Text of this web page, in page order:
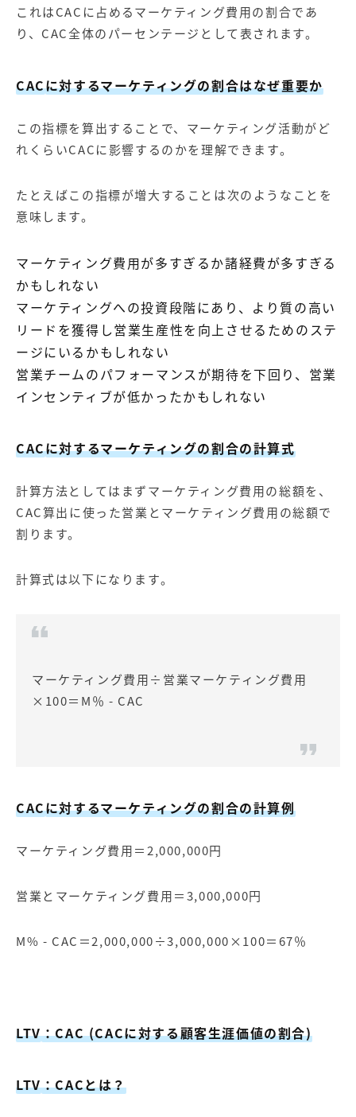
これはCACに占めるマーケティング費用の割合であ
り、CAC全体のパーセンテージとして表されます。
CACに対するマーケティングの割合はなぜ重要か
この指標を算出することで、マーケティング活動がど
れくらいCACに影響するのかを理解できます。
たとえばこの指標が増大することは次のようなことを
意味します。
マーケティング費用が多すぎるか諸経費が多すぎる
かもしれない
マーケティングへの投資段階にあり、より質の高い
リードを獲得し営業生産性を向上させるためのステ
ージにいるかもしれない
営業チームのパフォーマンスが期待を下回り、営業
インセンティブが低かったかもしれない
CACに対するマーケティングの割合の計算式
計算方法としてはまずマーケティング費用の総額を、
CAC算出に使った営業とマーケティング費用の総額で
割ります。
計算式は以下になります。
マーケティング費用÷営業マーケティング費用
×100＝M％ - CAC
CACに対するマーケティングの割合の計算例
マーケティング費用＝2,000,000円
営業とマーケティング費用＝3,000,000円
M% - CAC＝2,000,000÷3,000,000×100＝67％
LTV：CAC (CACに対する顧客生涯価値の割合)
LTV：CACとは？